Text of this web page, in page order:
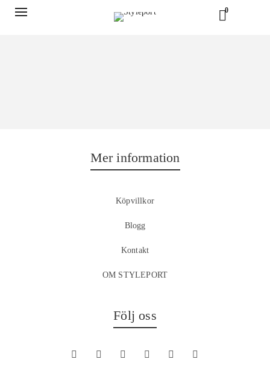
0
Mer information
Köpvillkor
Blogg
Kontakt
OM STYLEPORT
Följ oss